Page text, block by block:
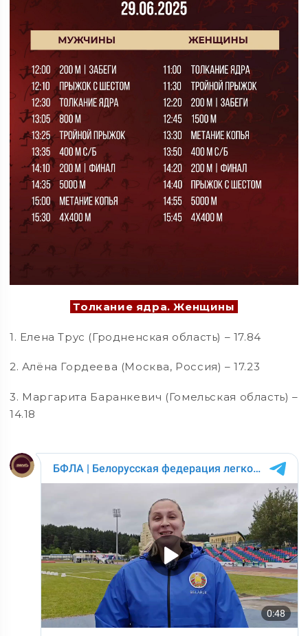
Толкание ядра. Женщины
1. Елена Трус (Гродненская область) – 17.84
2. Алёна Гордеева (Москва, Россия) – 17.23
3. Маргарита Баранкевич (Гомельская область) –
14.18